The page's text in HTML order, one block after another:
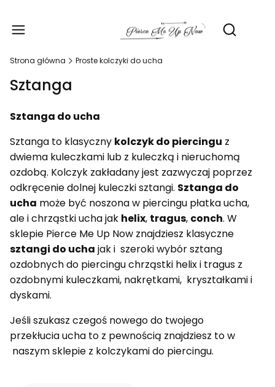
Otwórz
Strona główna Proste kolczyki do ucha
Sztanga
Sztanga do ucha
Sztanga to klasyczny kolczyk do piercingu z
dwiema kuleczkami lub z kuleczką i nieruchomą
ozdobą. Kolczyk zakładany jest zazwyczaj poprzez
odkręcenie dolnej kuleczki sztangi. Sztanga do
ucha może być noszona w piercingu płatka ucha,
ale i chrząstki ucha jak helix, tragus, conch. W
sklepie Pierce Me Up Now znajdziesz klasyczne
sztangi do ucha jak i szeroki wybór sztang
ozdobnych do piercingu chrząstki helix i tragus z
ozdobnymi kuleczkami, nakrętkami, kryształkami i
dyskami.
Jeśli szukasz czegoś nowego do twojego
przekłucia ucha to z pewnością znajdziesz to w
naszym sklepie z kolczykami do piercingu.